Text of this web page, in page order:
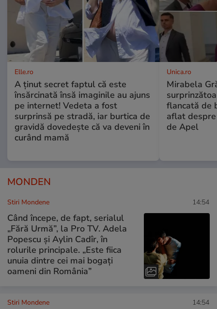
Elle.ro
A ținut secret faptul că este
însărcinată însă imaginile au ajuns
pe internet! Vedeta a fost
surprinsă pe stradă, iar burtica de
gravidă dovedește că va deveni în
curând mamă
Unica.ro
Mirabela
flancată de
aflat
de Apel
MONDEN
Stiri Mondene 14:54
Când începe, de fapt, serialul
„Fără Urmă”, la Pro TV. Adela
Popescu și Aylin Cadîr, în
rolurile principale. „Este fiica
unuia dintre cei mai bogați
oameni din România”
Stiri Mondene 14:54